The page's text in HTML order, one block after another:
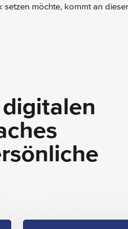
setzen möchte, kommt an